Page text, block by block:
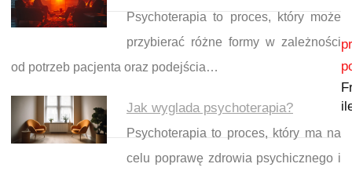
Psychoterapia to proces, który może
przybierać różne formy w zależności
od potrzeb pacjenta oraz podejścia…
Jak wyglada psychoterapia?
Psychoterapia to proces, który ma na
celu poprawę zdrowia psychicznego i
Nawigacja wpisu